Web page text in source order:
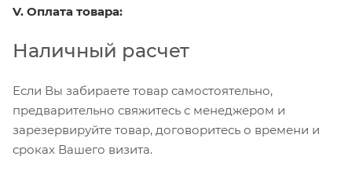
V. Оплата товара:
Наличный расчет
Если Вы забираете товар самостоятельно,
предварительно свяжитесь с менеджером и
зарезервируйте товар, договоритесь о времени и
сроках Вашего визита.